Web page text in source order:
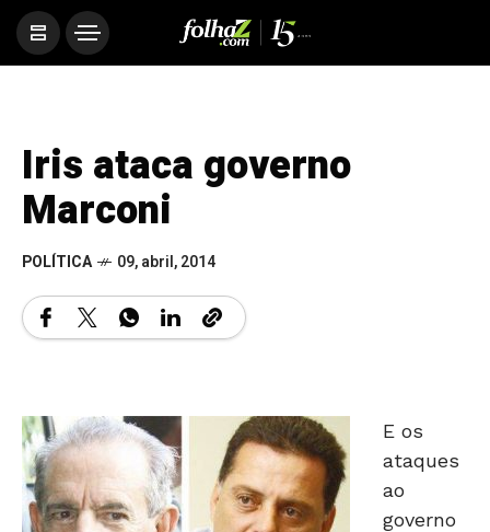
Iris ataca governo
Marconi
POLÍTICA 09, abril, 2014
E os
ataques
ao
governo